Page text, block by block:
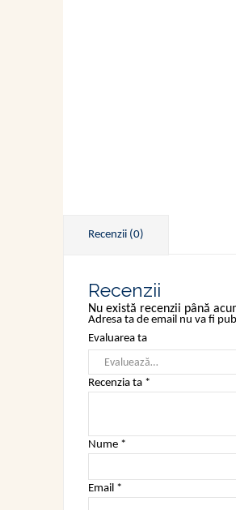
Recenzii (0)
Recenzii
Nu există recenzii până
Adresa ta de email nu va fi
Evaluarea ta
Recenzia ta *
Nume *
Email *